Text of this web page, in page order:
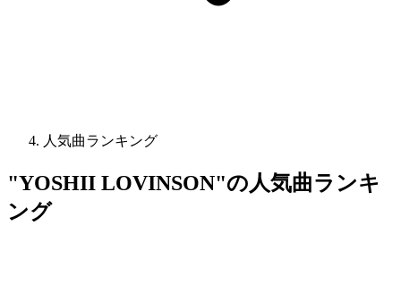
人気曲ランキング
"YOSHII LOVINSON"の人気曲ランキ
ング